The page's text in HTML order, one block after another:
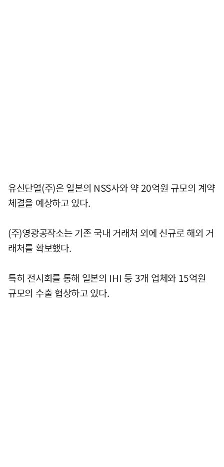
유신단열(주)은 일본의 NSS사와 약 20억원 규모의 계약
체결을 예상하고 있다.
(주)영광공작소는 기존 국내 거래처 외에 신규로 해외 거
래처를 확보했다.
특히 전시회를 통해 일본의 IHI 등 3개 업체와 15억원
규모의 수출 협상하고 있다.